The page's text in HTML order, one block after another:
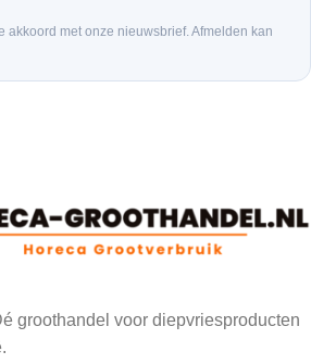
akkoord met onze nieuwsbrief. Afmelden kan
groothandel voor diepvriesproducten